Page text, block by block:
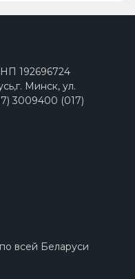
192696724
Минск, ул.
3009400 (017)
всей Беларуси